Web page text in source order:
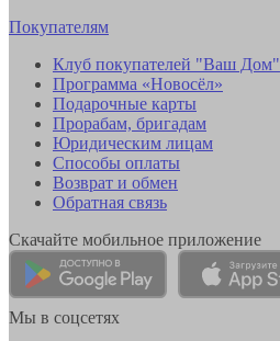
Покупателям
Клуб покупателей "Ваш Дом"
Программа «Новосёл»
Подарочные карты
Прорабам, бригадам
Юридическим лицам
Способы оплаты
Возврат и обмен
Обратная связь
Скачайте мобильное приложение
Мы в соцсетях